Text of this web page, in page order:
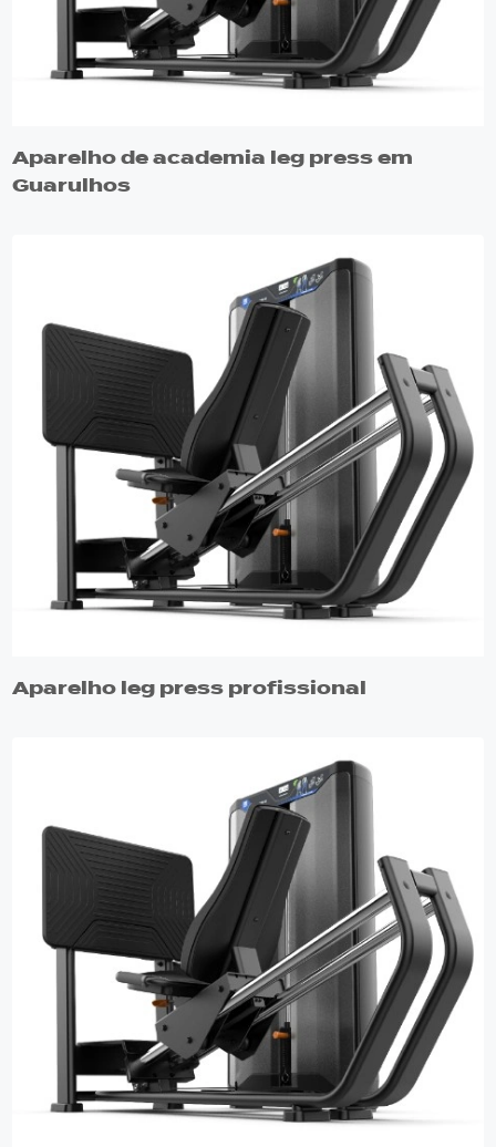
Aparelho de academia leg press em
Guarulhos
Aparelho leg press profissional